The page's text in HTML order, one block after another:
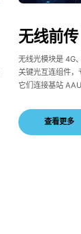
无线前
无线光模块是 4G
关键光互连组件，
它们连接基站
案，传输距离覆
km。其 BiDi、
确保可靠性能、
查看更多